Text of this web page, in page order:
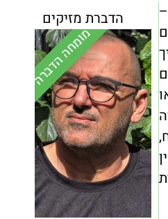
הדברת מזיקים
מומחה הדברה